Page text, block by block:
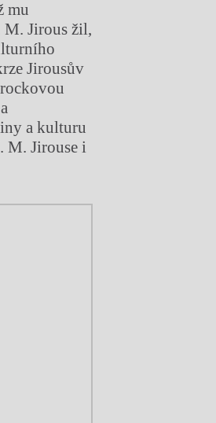
mu
M. Jirous žil,
Jirousův
a kulturu
M. Jirouse i